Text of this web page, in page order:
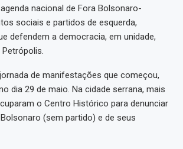
nacional de Fora Bolsonaro-
sociais e partidos de esquerda,
defendem a democracia, em unidade,
de manifestações que começou,
dia 29 de maio. Na cidade serrana, mais
o Centro Histórico para denunciar
(sem partido) e de seus